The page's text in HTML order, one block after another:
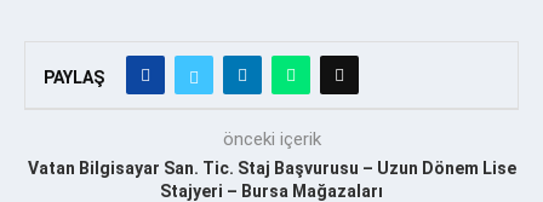
PAYLAŞ
önceki içerik
Vatan Bilgisayar San. Tic. Staj Başvurusu – Uzun Dönem Lise
Stajyeri – Bursa Mağazaları